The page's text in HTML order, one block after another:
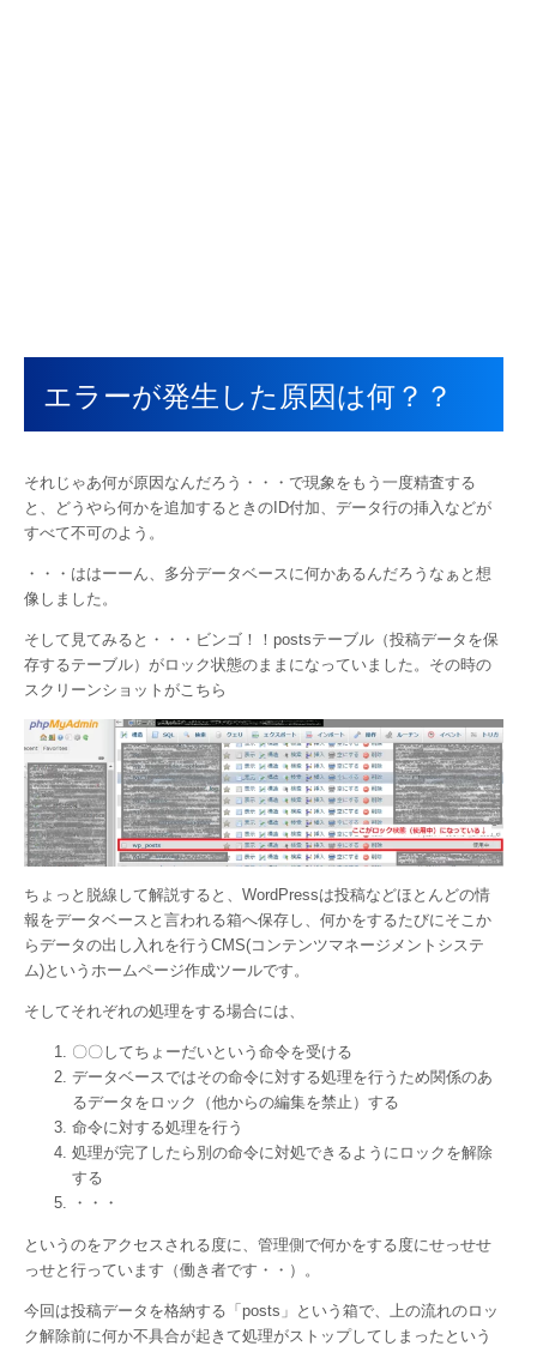
エラーが発生した原因は何？？
それじゃあ何が原因なんだろう・・・で現象をもう一度精査する
と、どうやら何かを追加するときのID付加、データ行の挿入などが
すべて不可のよう。
・・・ははーーん、多分データベースに何かあるんだろうなぁと想
像しました。
そして見てみると・・・ビンゴ！！postsテーブル（投稿データを保
存するテーブル）がロック状態のままになっていました。その時の
スクリーンショットがこちら
ちょっと脱線して解説すると、WordPressは投稿などほとんどの情
報をデータベースと言われる箱へ保存し、何かをするたびにそこか
らデータの出し入れを行うCMS(コンテンツマネージメントシステ
ム)というホームページ作成ツールです。
そしてそれぞれの処理をする場合には、
〇〇してちょーだいという命令を受ける
データベースではその命令に対する処理を行うため関係のあ
るデータをロック（他からの編集を禁止）する
命令に対する処理を行う
処理が完了したら別の命令に対処できるようにロックを解除
する
・・・
というのをアクセスされる度に、管理側で何かをする度にせっせせ
っせと行っています（働き者です・・）。
今回は投稿データを格納する「posts」という箱で、上の流れのロッ
ク解除前に何か不具合が起きて処理がストップしてしまったという